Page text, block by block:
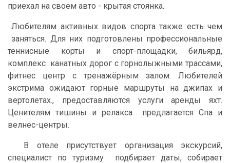
приехал на своем авто - крытая стоянка.
Любителям активных видов спорта также есть чем
заняться. Для них подготовлены профессиональные
теннисные корты и спорт-площадки, бильярд,
комплекс канатных дорог с горнолыжными трассами,
фитнес центр с тренажёрным залом. Любителей
экстрима ожидают горные маршруты на джипах и
вертолетах., предоставляются услуги аренды яхт.
Ценителям тишины и релакса предлагается Спа и
велнес-центры.
В отеле присутствует организация экскурсий,
специалист по туризму подбирает даты, собирает